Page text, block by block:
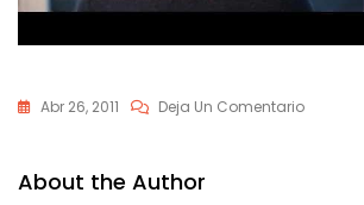
Abr 26, 2011 Deja Un ComentarioEn
About the Author